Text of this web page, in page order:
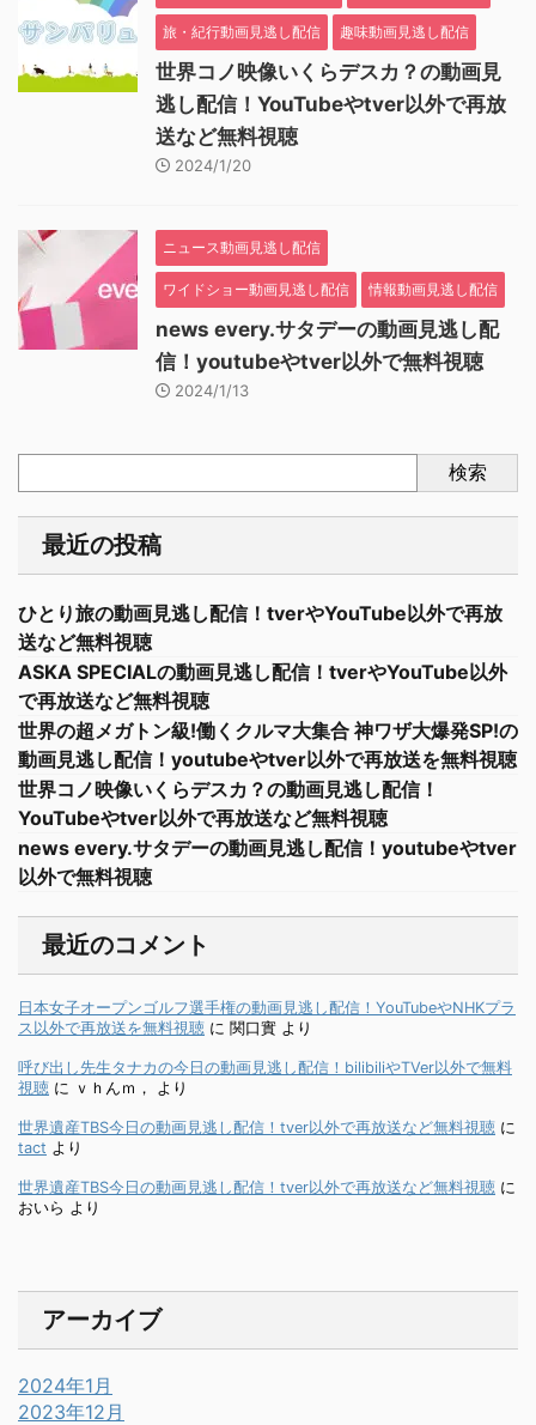
旅・紀行動画見逃し配信 趣味動画見逃し配信
世界コノ映像いくらデスカ？の動画見
逃し配信！YouTubeやtver以外で再放
送など無料視聴
2024/1/20
ニュース動画見逃し配信
ワイドショー動画見逃し配信 情報動画見逃し配信
news every.サタデーの動画見逃し配
信！youtubeやtver以外で無料視聴
2024/1/13
検索
最近の投稿
ひとり旅の動画見逃し配信！tverやYouTube以外で再放
送など無料視聴
ASKA SPECIALの動画見逃し配信！tverやYouTube以外
で再放送など無料視聴
世界の超メガトン級!働くクルマ大集合 神ワザ大爆発SP!の
動画見逃し配信！youtubeやtver以外で再放送を無料視聴
世界コノ映像いくらデスカ？の動画見逃し配信！
YouTubeやtver以外で再放送など無料視聴
news every.サタデーの動画見逃し配信！youtubeやtver
以外で無料視聴
最近のコメント
日本女子オープンゴルフ選手権の動画見逃し配信！YouTubeやNHKプラ
ス以外で再放送を無料視聴 に 関口實 より
呼び出し先生タナカの今日の動画見逃し配信！bilibiliやTVer以外で無料
視聴 に ｖｈんｍ， より
世界遺産TBS今日の動画見逃し配信！tver以外で再放送など無料視聴 に
tact より
世界遺産TBS今日の動画見逃し配信！tver以外で再放送など無料視聴 に
おいら より
アーカイブ
2024年1月
2023年12月